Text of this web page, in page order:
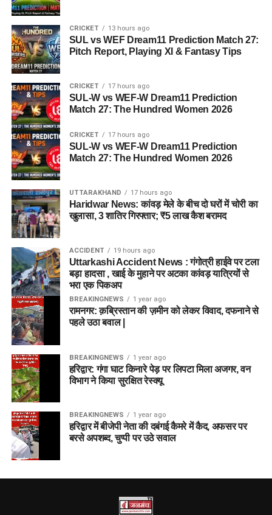
CRICKET 13 hours ago
SUL vs WEF Dream11 Prediction Match 27:
Pitch Report, Playing XI & Fantasy Tips
CRICKET 17 hours ago
SUL-W vs WEF-W Dream11 Prediction
Match 27: The Hundred Women 2026
CRICKET 17 hours ago
SUL-W vs WEF-W Dream11 Prediction
Match 27: The Hundred Women 2026
UTTARAKHAND 17 hours ago
Haridwar News: कांवड़ मेले के बीच दो घरों में चोरी का
खुलासा, 3 शातिर गिरफ्तार; ₹5 लाख कैश बरामद
ACCIDENT 19 hours ago
Uttarkashi Accident News : गंगोत्री हाईवे पर टला
बड़ा हादसा , खाई के मुहाने पर अटका कांवड़ यात्रियों से
भरा एक पिकअप
BREAKINGNEWS 1 year ago
रामनगर: क़ब्रिस्तान की ज़मीन को लेकर विवाद, दफनाने से
पहले उठा बवाल |
BREAKINGNEWS 1 year ago
हरिद्वार: गंगा घाट किनारे पेड़ पर लिपटा मिला अजगर, वन
विभाग ने किया सुरक्षित रेस्क्यू
BREAKINGNEWS 1 year ago
हरिद्वार में बीजेपी नेता की दबंगई कैमरे में कैद, अफसर पर
बरसे अपशब्द, चुप्पी पर उठे सवाल